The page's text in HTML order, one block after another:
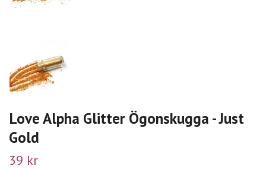
Love Alpha Glitter Ögonskugga - Just
Gold
39 kr